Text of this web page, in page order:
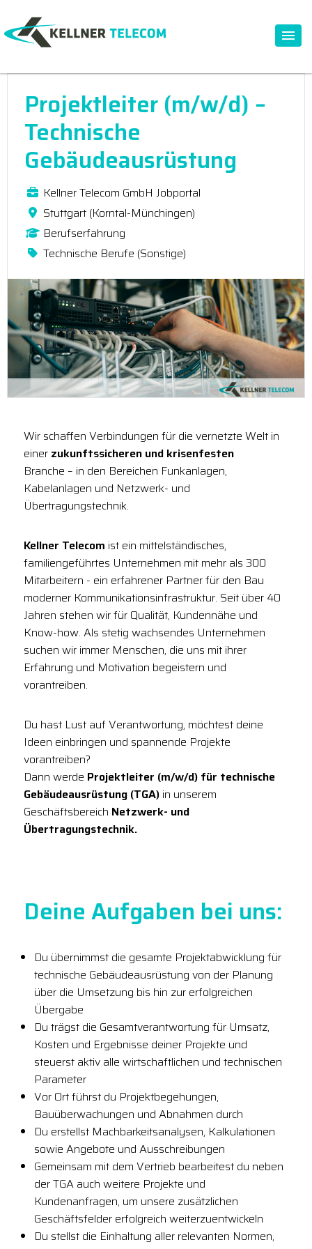
Projektleiter (m/w/d) –
Technische
Gebäudeausrüstung
Kellner Telecom GmbH Jobportal
Stuttgart (Korntal-Münchingen)
Berufserfahrung
Technische Berufe (Sonstige)
Wir schaffen Verbindungen für die vernetzte Welt in
einer zukunftssicheren und krisenfesten
Branche – in den Bereichen Funkanlagen,
Kabelanlagen und Netzwerk- und
Übertragungstechnik.
Kellner Telecom ist ein mittelständisches,
familiengeführtes Unternehmen mit mehr als 300
Mitarbeitern - ein erfahrener Partner für den Bau
moderner Kommunikationsinfrastruktur. Seit über 40
Jahren stehen wir für Qualität, Kundennähe und
Know-how. Als stetig wachsendes Unternehmen
suchen wir immer Menschen, die uns mit ihrer
Erfahrung und Motivation begeistern und
vorantreiben.
Du hast Lust auf Verantwortung, möchtest deine
Ideen einbringen und spannende Projekte
vorantreiben?
Dann werde Projektleiter (m/w/d) für technische
Gebäudeausrüstung (TGA) in unserem
Geschäftsbereich Netzwerk- und
Übertragungstechnik.
Deine Aufgaben bei uns:
Du übernimmst die gesamte Projektabwicklung für
technische Gebäudeausrüstung von der Planung
über die Umsetzung bis hin zur erfolgreichen
Übergabe
Du trägst die Gesamtverantwortung für Umsatz,
Kosten und Ergebnisse deiner Projekte und
steuerst aktiv alle wirtschaftlichen und technischen
Parameter
Vor Ort führst du Projektbegehungen,
Bauüberwachungen und Abnahmen durch
Du erstellst Machbarkeitsanalysen, Kalkulationen
sowie Angebote und Ausschreibungen
Gemeinsam mit dem Vertrieb bearbeitest du neben
der TGA auch weitere Projekte und
Kundenanfragen, um unsere zusätzlichen
Geschäftsfelder erfolgreich weiterzuentwickeln
Du stellst die Einhaltung aller relevanten Normen,